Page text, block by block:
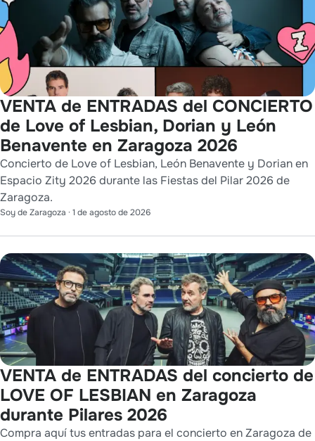
VENTA de ENTRADAS del CONCIERTO
de Love of Lesbian, Dorian y León
Benavente en Zaragoza 2026
Concierto de Love of Lesbian, León Benavente y Dorian en
Espacio Zity 2026 durante las Fiestas del Pilar 2026 de
Zaragoza.
Soy de Zaragoza · 1 de agosto de 2026
VENTA de ENTRADAS del concierto de
LOVE OF LESBIAN en Zaragoza
durante Pilares 2026
Compra aquí tus entradas para el concierto en Zaragoza de